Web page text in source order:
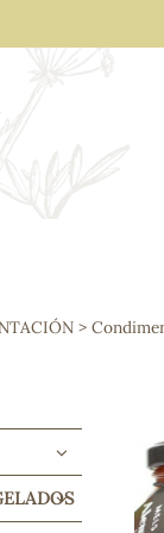
y
>